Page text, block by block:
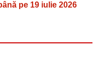
pe 19 iulie 2026